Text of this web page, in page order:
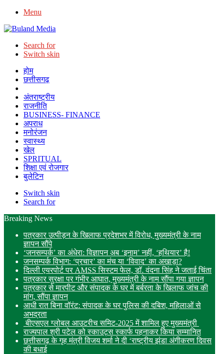
Menu
Search for
Switch skin
होम
छत्तीसगढ़
अंतराष्ट्रीय
राजनीति
BUSINESS- FINANCE
अपराध
मनोरंजन
स्वास्थ्य
खेल
SPRITUAL
शिक्षा एवं रोजगार
बुलेटिन
Switch skin
Search for
Breaking News
पत्रकार उत्पीड़न के खिलाफ प्रदेशभर में विरोध, मुख्यमंत्री के नाम
ज्ञापन सौंपे
‘जनसम्पर्क’ का अंधेरा: विज्ञापन अब ‘इनाम’ नहीं, ‘हथियार’ है!
जनसम्पर्क विभाग: ‘प्रचार’ का मंच या ‘विवाद’ का अखाड़ा?
दिल्ली एयरपोर्ट पर AMSS सिस्टम फेल, डॉ. वंदना सिंह ने जताई चिंता
पत्रकार सुरक्षा पर गंभीर आघात, मुख्यमंत्री के नाम सौंपा गया ज्ञापन
पत्रकार से मारपीट और संपादक के घर में बर्बरता के खिलाफ जांच की
मांग, सौंपा ज्ञापन
आधी रात बिना वॉरंट: संपादक के घर पुलिस की दबिश, महिलाओं से
अभद्रता
बीएसएल ग्लोबल आउटरीच समिट-2025 में शामिल हुए मुख्यमंत्री
राज्यपाल श्री पटेल को स्काउट्स स्कार्फ पहनाकर किया सम्मानित
छत्तीसगढ़ के गृह मंत्री विजय शर्मा ने दी ‘राष्ट्रीय झंडा अंगीकरण दिवस
की बधाई